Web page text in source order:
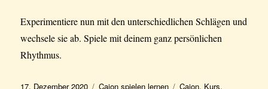
Experimentiere nun mit den unterschiedlichen Schlägen und
wechsele sie ab. Spiele mit deinem ganz persönlichen
Rhythmus.
Veröffentlicht
17. Dezember 2020 Kategorien
Cajon spielen lernen Schlagwörter
Cajon, Kurs,